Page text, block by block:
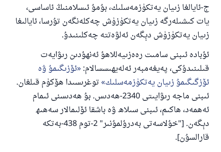
ج-ئايالغا زىيان يەتكۈزمەسلىك، بۇمۇ ئىسلامنىڭ ئاساسى،
يات كىشىلەرگە زىيان يەتكۈزۈش چەكلەنگەن تۇرسا، ئايالىغا
زىيان يەتكۈزۈش دېگەن ئەلۋەتتە چەكلىنىدۇ.
ئۇبادە ئىبنى سامىت رەەزىيەللاھۇ ئەنھۇدىن رىۋايەت
قىلىنىدۇكى، پەيغەمبەر ئەلەيھىسسالام: ئۆزىگىمۇ ۋە
ئۆزگىگىمۇ زىيان يەتكۈزمەسلىك توغرىسىدا ھۆكۈم قىلغان.
ئىبنى ماجە رىۋايىتى 2340-ھەدىس. بۇ ھەدىسنى ئىمام
ئەھمەد، ھاكىم، ئىبنى سىلاھ ۋە باشقا ئۆلىمالار سەھىھ
دېگەن. ["خۇلاسەتى بەدرۇلمۇنىر" 2-توم 438-بەتكە
قارالسۇن].